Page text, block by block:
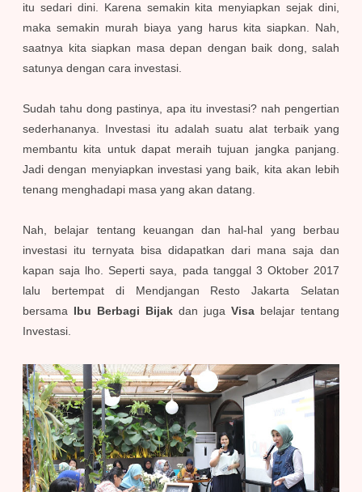
itu sedari dini. Karena semakin kita menyiapkan sejak dini,
maka semakin murah biaya yang harus kita siapkan. Nah,
saatnya kita siapkan masa depan dengan baik dong, salah
satunya dengan cara investasi.
Sudah tahu dong pastinya, apa itu investasi? nah pengertian
sederhananya. Investasi itu adalah suatu alat terbaik yang
membantu kita untuk dapat meraih tujuan jangka panjang.
Jadi dengan menyiapkan investasi yang baik, kita akan lebih
tenang menghadapi masa yang akan datang.
Nah, belajar tentang keuangan dan hal-hal yang berbau
investasi itu ternyata bisa didapatkan dari mana saja dan
kapan saja lho. Seperti saya, pada tanggal 3 Oktober 2017
lalu bertempat di Mendjangan Resto Jakarta Selatan
bersama Ibu Berbagi Bijak dan juga Visa belajar tentang
Investasi.